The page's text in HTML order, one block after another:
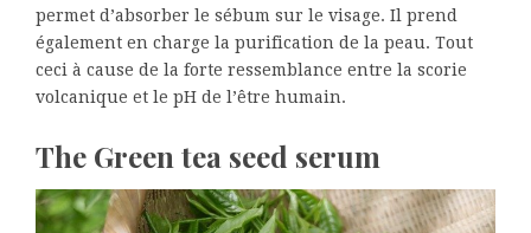
permet d’absorber le sébum sur le visage. Il prend
également en charge la purification de la peau. Tout
ceci à cause de la forte ressemblance entre la scorie
volcanique et le pH de l’être humain.
The Green tea seed serum